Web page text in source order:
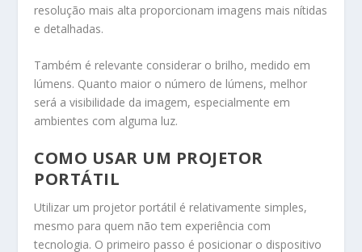
resolução mais alta proporcionam imagens mais nítidas
e detalhadas.
Também é relevante considerar o brilho, medido em
lúmens. Quanto maior o número de lúmens, melhor
será a visibilidade da imagem, especialmente em
ambientes com alguma luz.
COMO USAR UM PROJETOR
PORTÁTIL
Utilizar um projetor portátil é relativamente simples,
mesmo para quem não tem experiência com
tecnologia. O primeiro passo é posicionar o dispositivo